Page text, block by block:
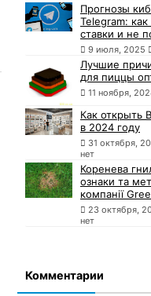
Прогнозы
Telegram:
ставки и не
9 июля, 2025
Лучшие
для пиццы
11 ноября,
Как открыть
в 2024 году
31 октября,
нет
Коренева
ознаки та
компанії
23 октября,
нет
Комментарии